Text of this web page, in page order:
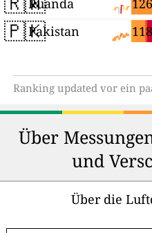
126
Ruanda
🇵🇰 118
Pakistan
Ranking updated vor ein
Über
und
Über die